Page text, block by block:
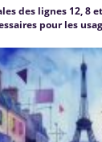
des lignes 12, 8
pour les